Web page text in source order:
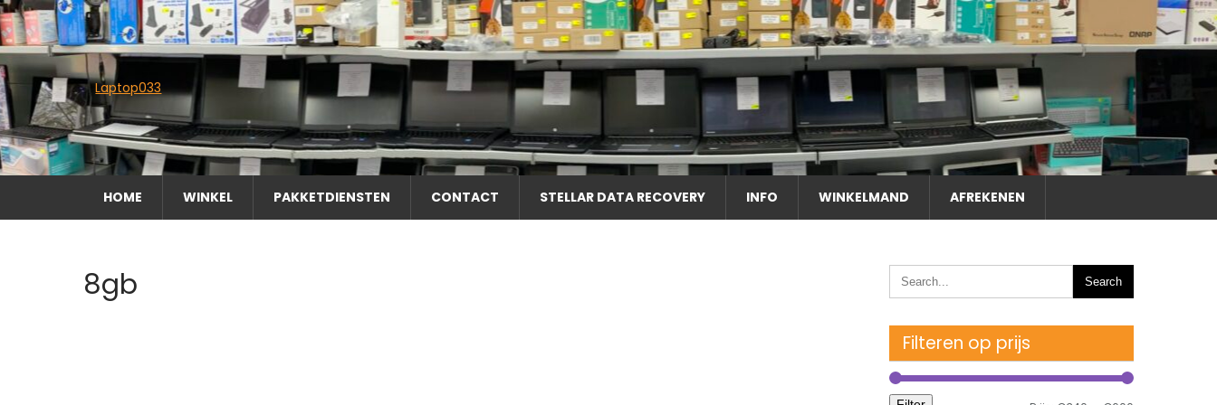
Skip
to
content
Laptop033
HOME WINKEL PAKKETDIENSTEN CONTACT STELLAR DATA RECOVERY INFO WINKELMAND AFREKENEN
8gb
Filteren op prijs